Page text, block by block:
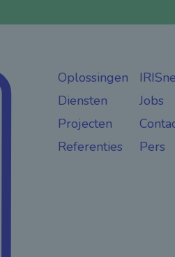
Oplossingen
Diensten
Projecten
Referenties
Jobs
Pers